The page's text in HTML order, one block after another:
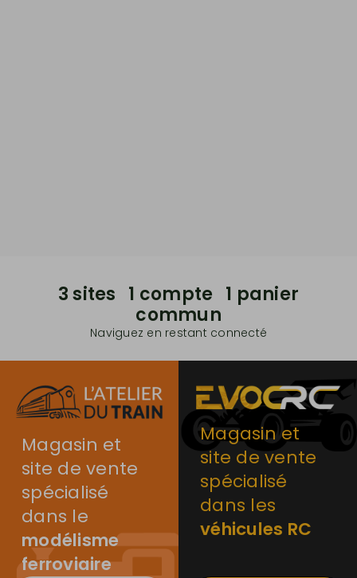
3 sites 1 compte 1 panier
commun
Naviguez en restant connecté
Magasin et
site de vente
spécialisé
dans le
modélisme
ferroviaire
Magasin et
site de vente
spécialisé
dans les
véhicules RC